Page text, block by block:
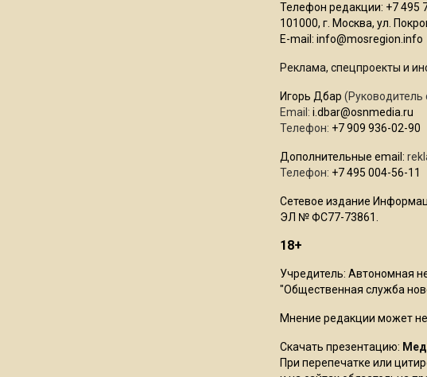
Телефон редакции: +7 495
101000, г. Москва, ул.
E-mail: info@mosregion.info
Реклама, спецпроекты и
Игорь Дбар
Email: i.dbar@osnmedia.ru
Телефон: +7 909 936-02-90
Дополнительные email:
Телефон: +7 495 004-56-11
Сетевое издание
ЭЛ № ФС77-73861.
18+
Учредитель: Автономная
"Общественная служба
Мнение редакции может
Скачать презентацию:
При перепечатке или